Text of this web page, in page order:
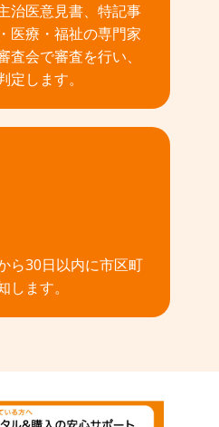
治医意見書、特記事
医療・福祉の専門家
会で審査を行い、
します。
ら30日以内に市区町
ます。